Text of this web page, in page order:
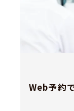
Web予約